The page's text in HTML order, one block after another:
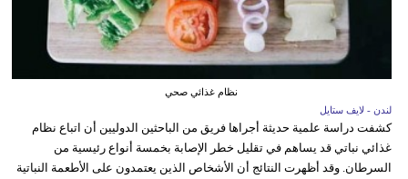
نظام غذائي صحي
لندن - لايف ستايل
كشفت دراسة علمية حديثة أجراها فريق من الباحثين الدوليين أن اتباع نظام
غذائي نباتي قد يساهم في تقليل خطر الإصابة بخمسة أنواع رئيسية من
السرطان. وقد أظهرت النتائج أن الأشخاص الذين يعتمدون على الأطعمة النباتية